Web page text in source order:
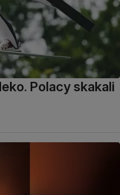
Polacy skakali